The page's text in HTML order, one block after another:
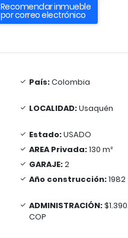
Recomendar inmueble
por correo electrónico
País:Colombia
LOCALIDAD:Usaquén
Estado:USADO
AREA Privada:130 m²
GARAJE:2
Año construcción:1982
ADMINISTRACIÓN:
COP